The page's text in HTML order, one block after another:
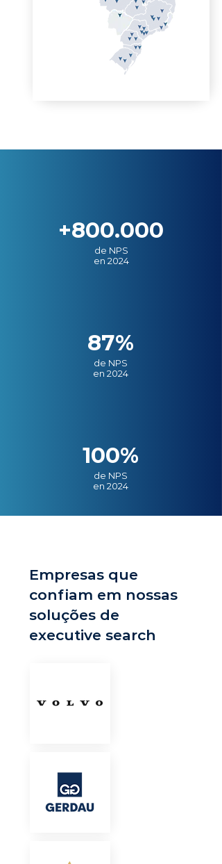
+800.000
de NPS
en 2024
87%
de NPS
en 2024
100%
de NPS
en 2024
Empresas que
confiam em nossas
soluções de
executive search